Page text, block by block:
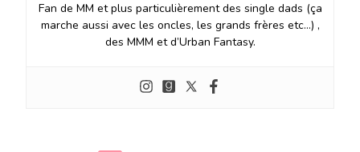
Fan de MM et plus particulièrement des single dads (ça
marche aussi avec les oncles, les grands frères etc…) ,
des MMM et d’Urban Fantasy.